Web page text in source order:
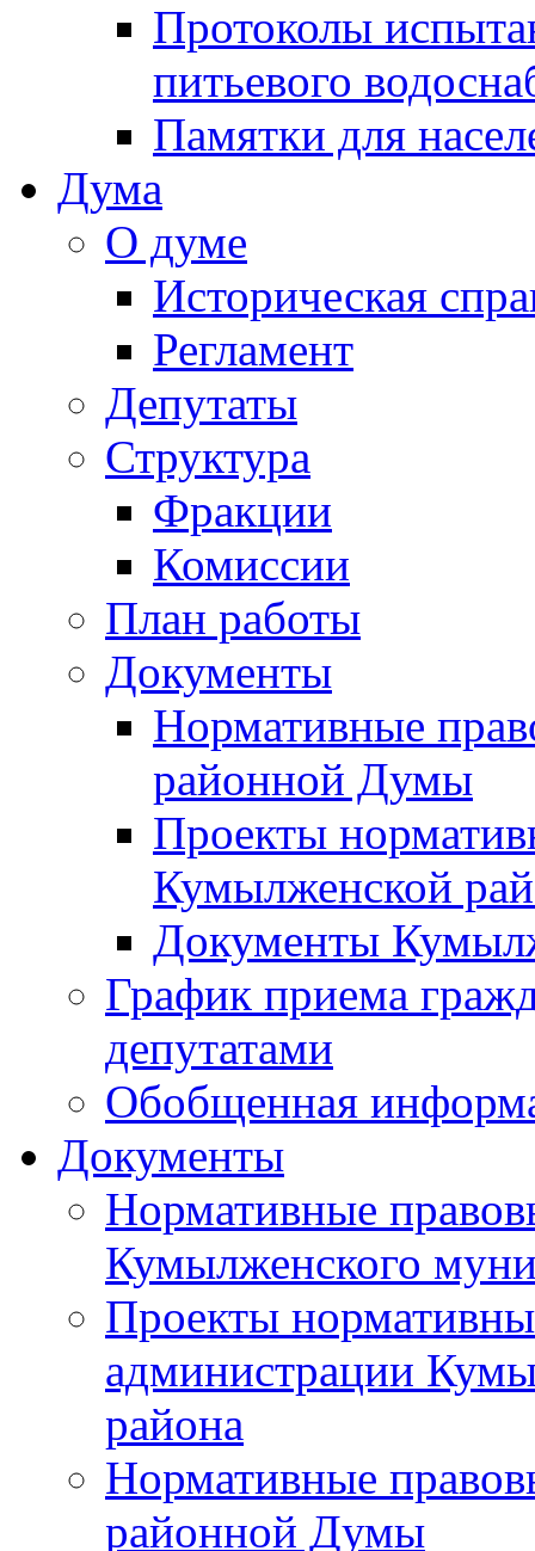
Протоколы
питьевого
Памятки для
Дума
О думе
Историческая
Регламент
Депутаты
Структура
Фракции
Комиссии
План работы
Документы
Нормативные
районной Думы
Проекты
Кумылженской
Документы
График приема
депутатами
Обобщенная
Документы
Нормативные
Кумылженского
Проекты
администрации
района
Нормативные
районной Думы